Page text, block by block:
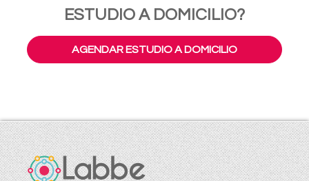
ESTUDIO A DOMICILIO?
AGENDAR ESTUDIO A DOMICILIO